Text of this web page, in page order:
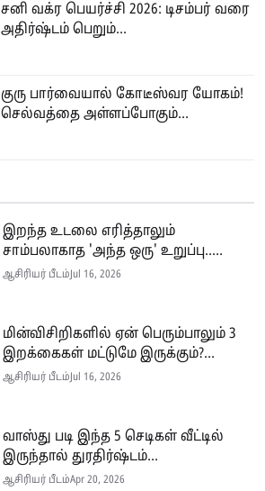
சனி வக்ர பெயர்ச்சி 2026: டிசம்பர் வரை
அதிர்ஷ்டம் பெறும்...
குரு பார்வையால் கோடீஸ்வர யோகம்!
செல்வத்தை அள்ளப்போகும்...
இறந்த உடலை எரித்தாலும்
சாம்பலாகாத 'அந்த ஒரு' உறுப்பு.....
ஆசிரியர் பீடம் Jul 16, 2026
மின்விசிறிகளில் ஏன் பெரும்பாலும் 3
இறக்கைகள் மட்டுமே இருக்கும்?...
ஆசிரியர் பீடம் Jul 16, 2026
வாஸ்து படி இந்த 5 செடிகள் வீட்டில்
இருந்தால் துரதிர்ஷ்டம்...
ஆசிரியர் பீடம்Apr 20, 2026